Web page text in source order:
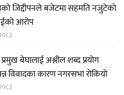
जिद्दीपनले बजेटमा सहमति नजुटेको
आरोप
बेघालाई अश्लील शब्द प्रयोग
विवादका कारण नगरसभा रोकियो